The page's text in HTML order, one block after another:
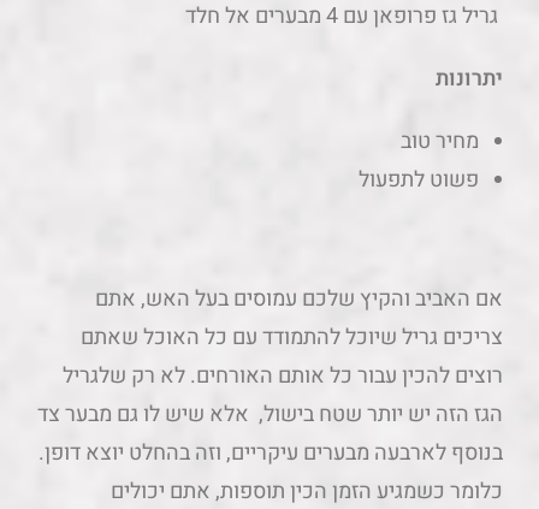
גריל גז פרופאן עם 4 מבערים אל חלד
יתרונות
מחיר טוב
פשוט לתפעול
אם האביב והקיץ שלכם עמוסים בעל האש, אתם
צריכים גריל שיוכל להתמודד עם כל האוכל שאתם
רוצים להכין עבור כל אותם האורחים. לא רק שלגריל
הגז הזה יש יותר שטח בישול, אלא שיש לו גם מבער צד
בנוסף לארבעה מבערים עיקריים, וזה בהחלט יוצא דופן.
כלומר כשמגיע הזמן הכין תוספות, אתם יכולים